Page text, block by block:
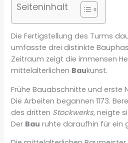
Seiteninhalt
Die Fertigstellung des Turms
umfasste drei distinkte
Zeitraum zeigt die immensen
mittelalterlichen Baukunst.
Frühe Bauabschnitte und erste
Die Arbeiten begannen 1173.
des dritten Stockwerks, neigte
Der Bau ruhte daraufhin für ein